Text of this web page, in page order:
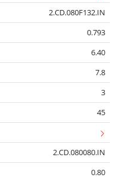
2.CD.080F132.IN
0.793
6.40
7.8
3
45
2.CD.080080.IN
0.80